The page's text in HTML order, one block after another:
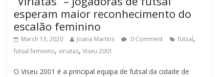
esperam maior reconhecimento do
escalão feminino
March 13, 2020 Joana Martins 0 Comment futsal,
futsal feminino,viriatas,Viseu 2001
O Viseu 2001 é a principal equipa de futsal da cidade de